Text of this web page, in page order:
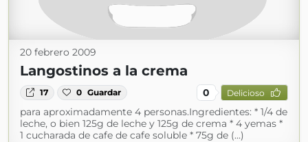
20 febrero 2009
Langostinos a la crema
17 0 Guardar 0 Delicioso
para aproximadamente 4 personas.Ingredientes: * 1/4 de
leche, o bien 125g de leche y 125g de crema * 4 yemas *
1 cucharada de cafe de cafe soluble * 75g de (...)